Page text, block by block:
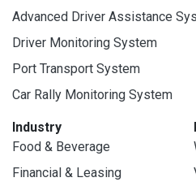
Advanced Driver Assistance
Driver Monitoring System
Port Transport System
Car Rally Monitoring System
Industry
Food & Beverage
Financial & Leasing